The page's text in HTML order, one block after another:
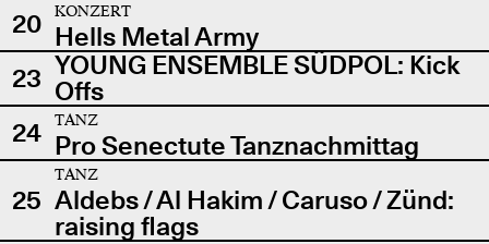
20
KONZERT
Hells Metal Army
23 YOUNG ENSEMBLE SÜDPOL: Kick
Offs
24
TANZ
Pro Senectute Tanznachmittag
25
TANZ
Aldebs / Al Hakim / Caruso / Zünd:
raising flags